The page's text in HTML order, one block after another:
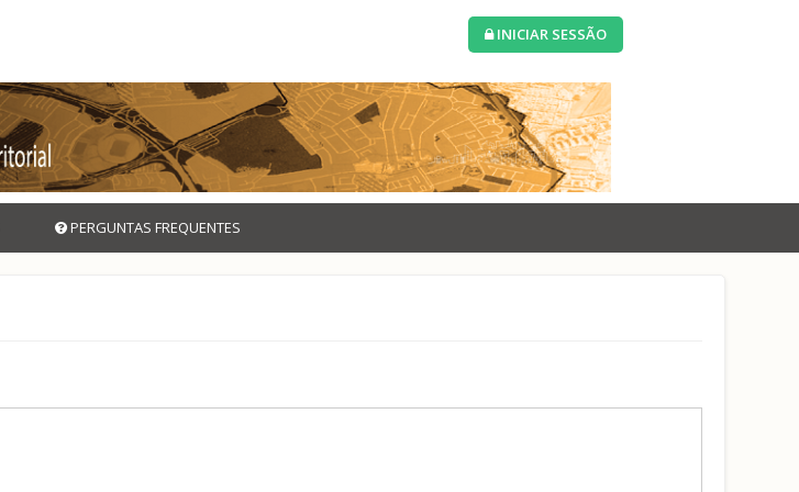
INICIAR SESSÃO
PERGUNTAS FREQUENTES